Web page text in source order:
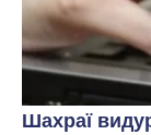
Шахраї